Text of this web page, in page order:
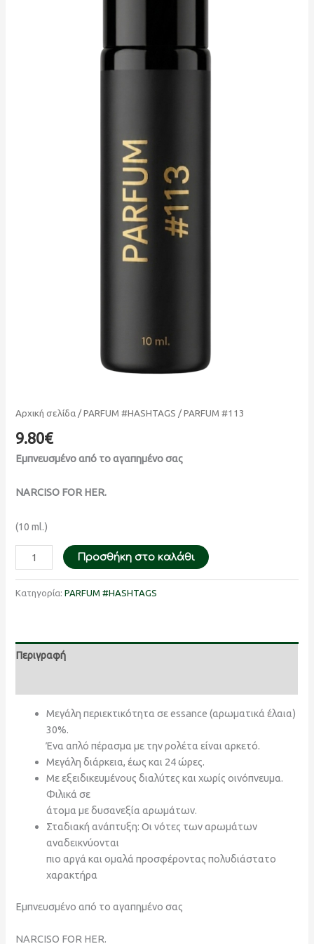
Αρχική σελίδα /PARFUM #HASHTAGS / PARFUM #113
9.80€
Εμπνευσμένο από το αγαπημένο σας
NARCISO FOR HER.
(10 ml.)
Προσθήκη στο καλάθι
Κατηγορία:PARFUM #HASHTAGS
Περιγραφή
Μεγάλη περιεκτικότητα σε essance (αρωματικά έλαια)
30%.
Ένα απλό πέρασμα με την ρολέτα είναι αρκετό.
Μεγάλη διάρκεια, έως και 24 ώρες.
Με εξειδικευμένους διαλύτες και χωρίς οινόπνευμα.
Φιλικά σε
άτομα με δυσανεξία αρωμάτων.
Σταδιακή ανάπτυξη: Οι νότες των αρωμάτων
αναδεικνύονται
πιο αργά και ομαλά προσφέροντας πολυδιάστατο
χαρακτήρα
Εμπνευσμένο από το αγαπημένο σας
NARCISO FOR HER.